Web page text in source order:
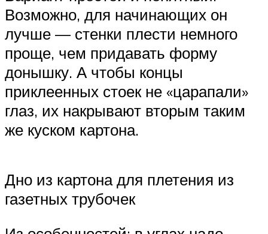
Возможно, для начинающих он
лучше — стенки плести немного
проще, чем придавать форму
донышку. А чтобы концы
приклеенных стоек не «царапали»
глаз, их накрывают вторым таким
же куском картона.
Дно из картона для плетения из
газетных трубочек